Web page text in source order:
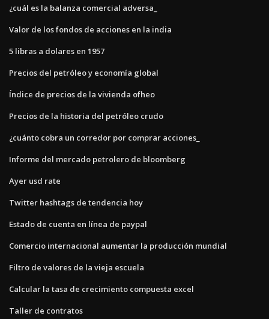
¿cuál es la balanza comercial adversa_
Valor de los fondos de acciones en la india
5 libras a dolares en 1957
Precios del petróleo y economía global
Índice de precios de la vivienda ofheo
Precios de la historia del petróleo crudo
¿cuánto cobra un corredor por comprar acciones_
Informe del mercado petrolero de bloomberg
Ayer usd rate
Twitter hashtags de tendencia hoy
Estado de cuenta en línea de paypal
Comercio internacional aumentar la producción mundial
Filtro de valores de la vieja escuela
Calcular la tasa de crecimiento compuesta excel
Taller de contratos